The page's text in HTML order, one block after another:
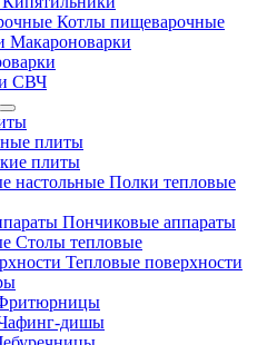
Котлы пищеварочные
Макароноварки
СВЧ
плиты
плиты
Полки тепловые
Пончиковые аппараты
Столы тепловые
Тепловые поверхности
дишы